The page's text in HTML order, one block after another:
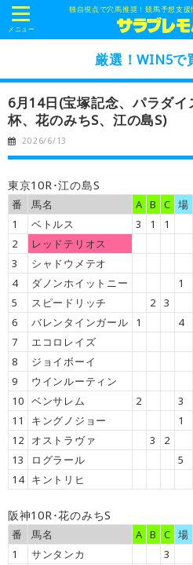
独自視点で穴馬推奨！競馬予想支援
t
o
g
e
a
v
i
g
a
t
o
n
メニュー
厳選！WIN5で
6月14日(宝塚記念、パラダ
杯、花のみちS、江の島S)
2026/6/13
東京10R･江の島S
番 馬名 A B C 場
1
ベトルス 3 1
1
2
レッドテリオス
3
シャドウメテオ
4
ダノンホイットニー
1
5
スピードリッチ 2
3
6
バレンタインガール 1
4
7
エコロレイズ
8
ジョイボーイ
9
ウインルーティン
10 ベンサレム 2
3
11
キングノジョー 1
12
オストラヴァ 3 2
13
ログラール 5
14 キントリヒ
阪神10R･花のみちS
番 馬名 A B C 場
1
サンタンカ 3